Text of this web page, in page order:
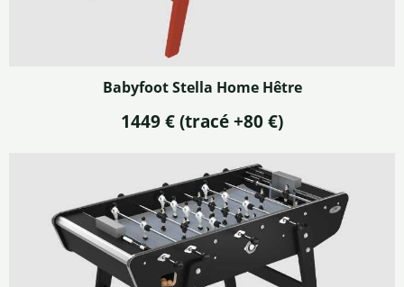
Babyfoot Stella Home Hêtre
1449 € (tracé +80 €)